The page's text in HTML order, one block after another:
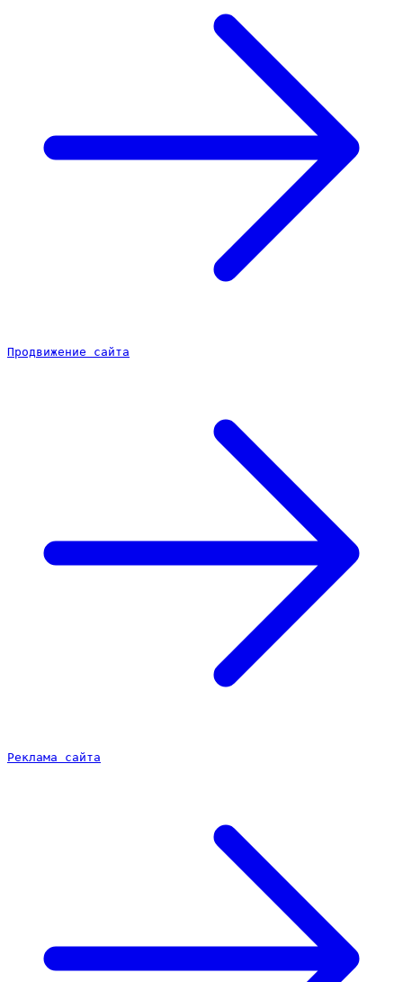
Продвижение сайта
Реклама сайта